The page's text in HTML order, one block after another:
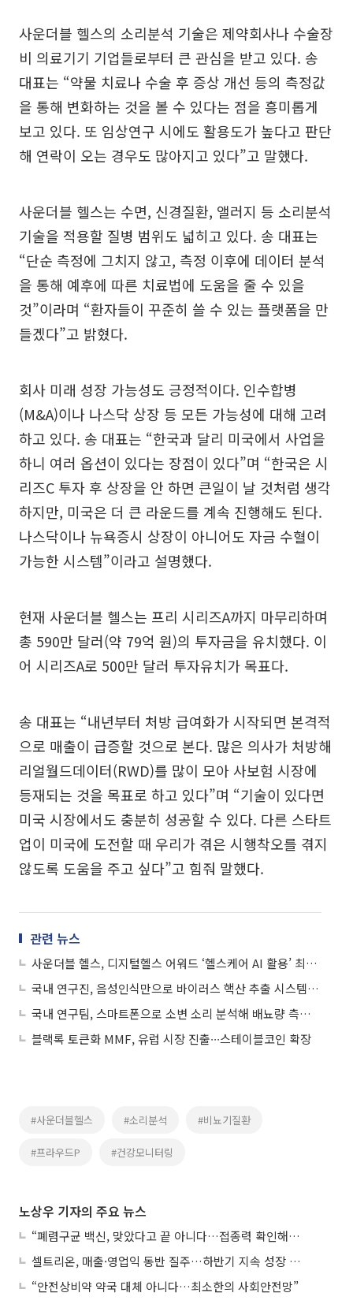
사운더블 헬스의 소리분석 기술은 제약회사나 수술장
비 의료기기 기업들로부터 큰 관심을 받고 있다. 송
대표는 “약물 치료나 수술 후 증상 개선 등의 측정값
을 통해 변화하는 것을 볼 수 있다는 점을 흥미롭게
보고 있다. 또 임상연구 시에도 활용도가 높다고 판단
해 연락이 오는 경우도 많아지고 있다”고 말했다.
사운더블 헬스는 수면, 신경질환, 앨러지 등 소리분석
기술을 적용할 질병 범위도 넓히고 있다. 송 대표는
“단순 측정에 그치지 않고, 측정 이후에 데이터 분석
을 통해 예후에 따른 치료법에 도움을 줄 수 있을
것”이라며 “환자들이 꾸준히 쓸 수 있는 플랫폼을 만
들겠다”고 밝혔다.
회사 미래 성장 가능성도 긍정적이다. 인수합병
(M&A)이나 나스닥 상장 등 모든 가능성에 대해 고려
하고 있다. 송 대표는 “한국과 달리 미국에서 사업을
하니 여러 옵션이 있다는 장점이 있다”며 “한국은 시
리즈C 투자 후 상장을 안 하면 큰일이 날 것처럼 생각
하지만, 미국은 더 큰 라운드를 계속 진행해도 된다.
나스닥이나 뉴욕증시 상장이 아니어도 자금 수혈이
가능한 시스템”이라고 설명했다.
현재 사운더블 헬스는 프리 시리즈A까지 마무리하며
총 590만 달러(약 79억 원)의 투자금을 유치했다. 이
어 시리즈A로 500만 달러 투자유치가 목표다.
송 대표는 “내년부터 처방 급여화가 시작되면 본격적
으로 매출이 급증할 것으로 본다. 많은 의사가 처방해
리얼월드데이터(RWD)를 많이 모아 사보험 시장에
등재되는 것을 목표로 하고 있다”며 “기술이 있다면
미국 시장에서도 충분히 성공할 수 있다. 다른 스타트
업이 미국에 도전할 때 우리가 겪은 시행착오를 겪지
않도록 도움을 주고 싶다”고 힘줘 말했다.
관련 뉴스
사운더블 헬스, 디지털헬스 어워드 ‘헬스케어 AI 활용’ 최고상 후보 선정
국내 연구진, 음성인식만으로 바이러스 핵산 추출 시스템 개발
국내 연구팀, 스마트폰으로 소변 소리 분석해 배뇨량 측정 기술 개발
블랙록 토큰화 MMF, 유럽 시장 진출∙∙∙스테이블코인 확장
#사운더블헬스 #소리분석 #비뇨기질환
#프라우드P #건강모니터링
노상우 기자의 주요 뉴스
“폐렴구균 백신, 맞았다고 끝 아니다…접종력 확인해야”
셀트리온, 매출·영업익 동반 질주…하반기 지속 성장 전망에 주목
“안전상비약 약국 대체 아니다…최소한의 사회안전망”